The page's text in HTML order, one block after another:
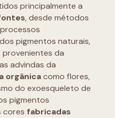
principalmente a
, desde métodos
pigmentos naturais,
provenientes da
advindas da
orgânicacomo flores,
do exoesqueleto de
pigmentos
cores fabricadas